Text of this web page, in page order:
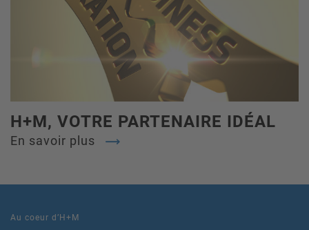
H+M, VOTRE PARTENAIRE IDÉAL
En savoir plus
Au coeur d’H+M